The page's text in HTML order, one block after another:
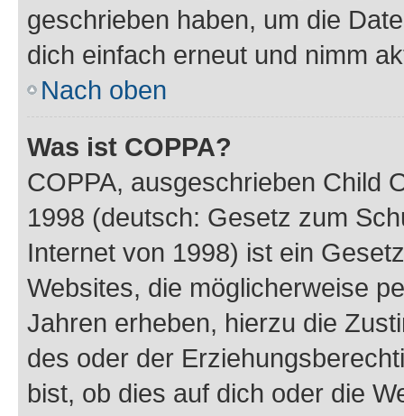
geschrieben haben, um die
dich einfach erneut und nimm
Nach oben
Was ist COPPA?
COPPA, ausgeschrieben Child
1998 (deutsch: Gesetz zum
Internet von 1998) ist ein
Websites, die möglicherweise
Jahren erheben, hierzu die
des oder der
bist, ob dies auf dich oder die